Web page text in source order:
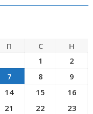
П С Н
1
2
7 8
9
14 15
16
21 22
23